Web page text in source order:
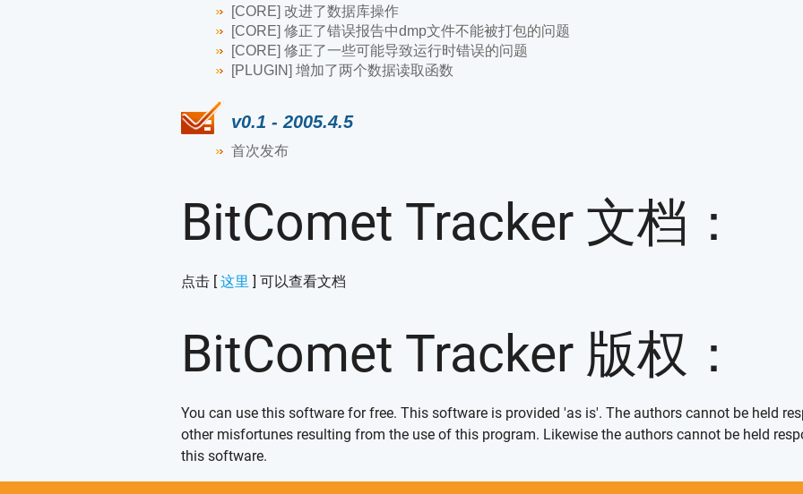
[CORE] 改进了数据库操作
[CORE] 修正了错误报告中dmp文件不能被打包的问题
[CORE] 修正了一些可能导致运行时错误的问题
[PLUGIN] 增加了两个数据读取函数
v0.1 - 2005.4.5
首次发布
BitComet Tracker 文档：
点击 [这里 ] 可以查看文档
BitComet Tracker 版权：
You can use this software for free. This software is provided 'as is'. The authors cannot be held
other misfortunes resulting from the use of this program. Likewise the authors cannot be held
this software.